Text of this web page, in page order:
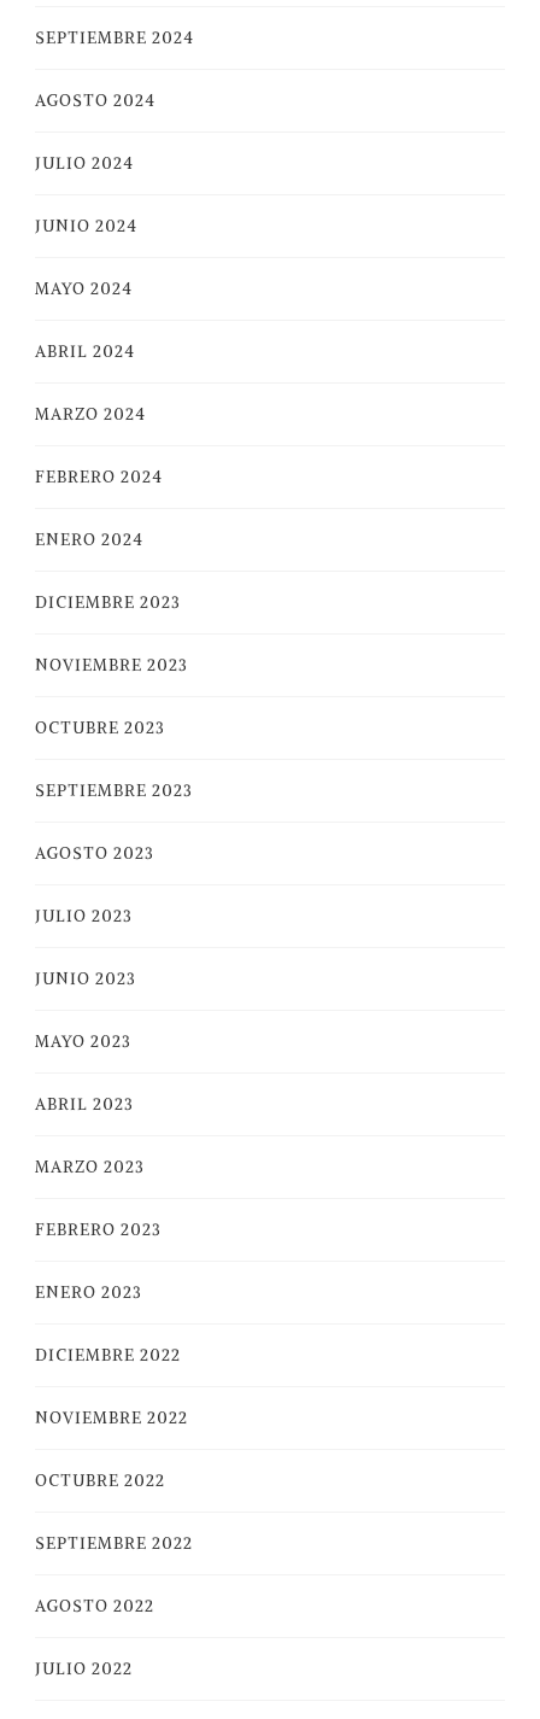
SEPTIEMBRE 2024
AGOSTO 2024
JULIO 2024
JUNIO 2024
MAYO 2024
ABRIL 2024
MARZO 2024
FEBRERO 2024
ENERO 2024
DICIEMBRE 2023
NOVIEMBRE 2023
OCTUBRE 2023
SEPTIEMBRE 2023
AGOSTO 2023
JULIO 2023
JUNIO 2023
MAYO 2023
ABRIL 2023
MARZO 2023
FEBRERO 2023
ENERO 2023
DICIEMBRE 2022
NOVIEMBRE 2022
OCTUBRE 2022
SEPTIEMBRE 2022
AGOSTO 2022
JULIO 2022